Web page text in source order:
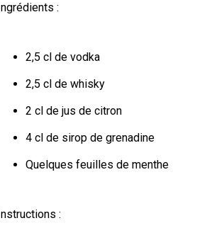
Ingrédients :
2,5 cl de vodka
2,5 cl de whisky
2 cl de jus de citron
4 cl de sirop de grenadine
Quelques feuilles de menthe
Instructions :